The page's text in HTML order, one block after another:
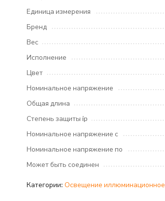
Единица измерения
Бренд
Вес
Исполнение
Цвет
Номинальное напряжение
Общая длина
Степень защиты ip
Номинальное напряжение с
Номинальное напряжение по
Может быть соединен
Категории: Освещение иллюминационное